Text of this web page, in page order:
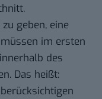
geben, eine
im ersten
des
Das heißt: